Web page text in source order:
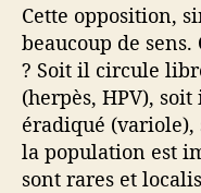
Cette opposition,
beaucoup de
? Soit il circule
(herpès, HPV),
éradiqué
la population est
sont rares et